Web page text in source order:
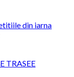
din iarna
TRASEE